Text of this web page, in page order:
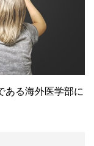
ある海外医学部に